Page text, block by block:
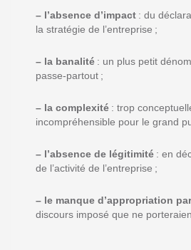
– l’absence d’impact : du
la stratégie de l’entreprise ;
– la banalité : un plus petit
passe-partout ;
– la complexité : trop
incompréhensible pour le grand
– l’absence de légitimité : en
de l’activité de l’entreprise ;
– le manque d’appropriation
discours imposé que ne